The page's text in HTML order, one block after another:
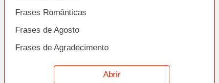
Frases Românticas
Frases de Agosto
Frases de Agradecimento
Frases de Amizade
Abrir